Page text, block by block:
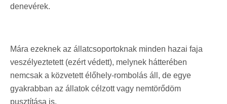
denevérek.
Mára ezeknek az állatcsoportoknak minden hazai faja
veszélyeztetett (ezért védett), melynek hátterében
nemcsak a közvetett élőhely-rombolás áll, de egye
gyakrabban az állatok célzott vagy nemtörődöm
pusztítása is.